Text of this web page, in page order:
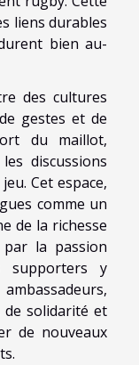
liens durables
bien au-
des cultures
gestes et de
du maillot,
discussions
Cet espace,
comme un
de la richesse
par la passion
supporters y
de solidarité et
de nouveaux